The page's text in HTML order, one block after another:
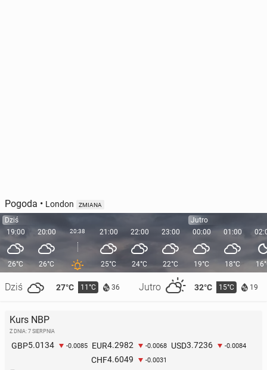
Pogoda • London ZMIANA
Dziś
19:00
26°C
Dziś 27°C 11°C 36 Jutro 32°C 15°C 19
20:00
26°C
20:38 21:00
25°C
22:00
24°C
23:00
22°C
Jutro
00:00
19°C
01:00
18°C
Kurs NBP
Z DNIA: 7 SIERPNIA
GBP5.0134 -0.0085 EUR4.2982 -0.0068 USD3.7236 -0.0084
CHF4.6049 -0.0031